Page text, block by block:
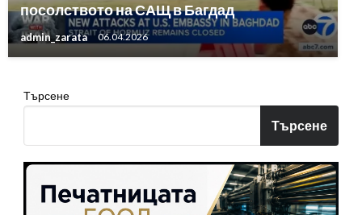
посолството на САЩ в Багдад
admin_zarata 06.04.2026
Търсене
Търсене